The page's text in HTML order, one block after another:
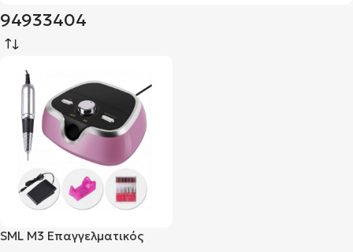
94933404
SML M3 Επαγγελματικός